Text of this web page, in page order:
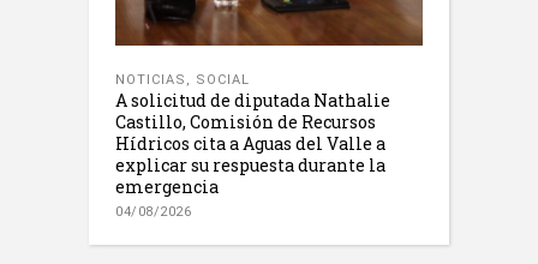
NOTICIAS , SOCIAL
A solicitud de diputada Nathalie
Castillo, Comisión de Recursos
Hídricos cita a Aguas del Valle a
explicar su respuesta durante la
emergencia
04/08/2026